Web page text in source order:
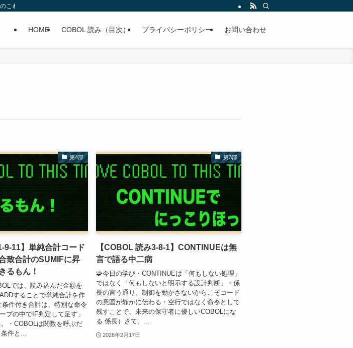
これ？
HOME COBOL 読み（目次） プライバシーポリシー お問い合わせ
第4部
9-11】単純合計コード
致合計のSUMIFに昇
るもん！
では、読み込んだ金額を
することで単純合計を作
件付き合計は、特別な命令
プの中でIF判定して足す」
・COBOLは関数を呼ぶだ
件と...
第3部
【COBOL 読み3-8-1】CONTINUEは無
言で語る中二病
🧩今日の学び・CONTINUEは「何もしない処理」
ではなく「何もしないと明示する設計判断」・係
長の言う通り、制御を動かさないからこそコード
の意図が静かに伝わる・空行ではなく命令として
残すことで、未来の保守者に優しいCOBOLにな
る 係長）さて、...
2026年2月17日